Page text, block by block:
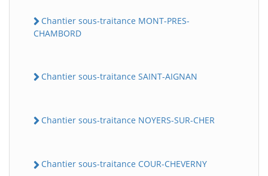
Chantier sous-traitance MONT-PRES-
CHAMBORD
Chantier sous-traitance SAINT-AIGNAN
Chantier sous-traitance NOYERS-SUR-CHER
Chantier sous-traitance COUR-CHEVERNY